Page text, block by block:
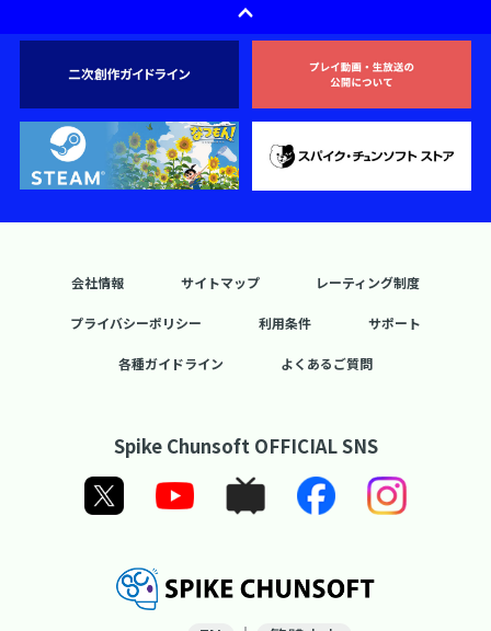
会社情報 サイトマップ レーティング制度
プライバシーポリシー 利用条件 サポート
各種ガイドライン よくあるご質問
Spike Chunsoft OFFICIAL SNS